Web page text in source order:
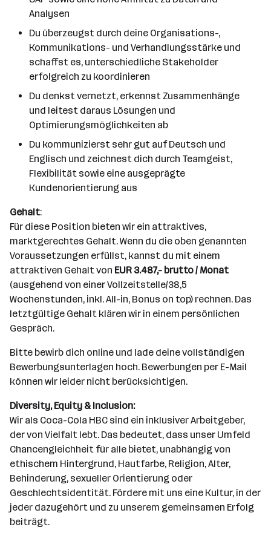
Analysen
Du überzeugst durch deine Organisations-,
Kommunikations- und Verhandlungsstärke und
schaffst es, unterschiedliche Stakeholder
erfolgreich zu koordinieren
Du denkst vernetzt, erkennst Zusammenhänge
und leitest daraus Lösungen und
Optimierungsmöglichkeiten ab
Du kommunizierst sehr gut auf Deutsch und
Englisch und zeichnest dich durch Teamgeist,
Flexibilität sowie eine ausgeprägte
Kundenorientierung aus
Gehalt:
Für diese Position bieten wir ein attraktives,
marktgerechtes Gehalt. Wenn du die oben genannten
Voraussetzungen erfüllst, kannst du mit einem
attraktiven Gehalt von EUR 3.487,- brutto / Monat
(ausgehend von einer Vollzeitstelle/38,5
Wochenstunden, inkl. All-in, Bonus on top) rechnen. Das
letztgültige Gehalt klären wir in einem persönlichen
Gespräch.
Bitte bewirb dich online und lade deine vollständigen
Bewerbungsunterlagen hoch. Bewerbungen per E-Mail
können wir leider nicht berücksichtigen.
Diversity, Equity & Inclusion:
Wir als Coca-Cola HBC sind ein inklusiver Arbeitgeber,
der von Vielfalt lebt. Das bedeutet, dass unser Umfeld
Chancengleichheit für alle bietet, unabhängig von
ethischem Hintergrund, Hautfarbe, Religion, Alter,
Behinderung, sexueller Orientierung oder
Geschlechtsidentität. Fördere mit uns eine Kultur, in der
jeder dazugehört und zu unserem gemeinsamen Erfolg
beiträgt.